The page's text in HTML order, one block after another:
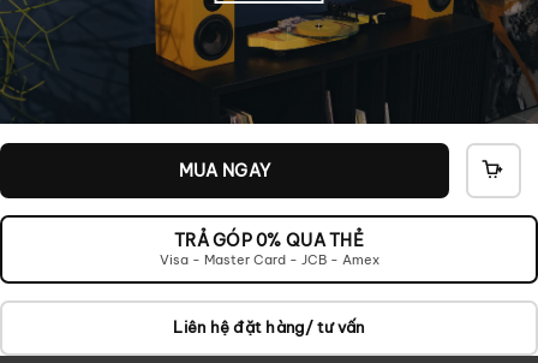
MUA NGAY
TRẢ GÓP 0% QUA THẺ
Visa - Master Card - JCB - Amex
Liên hệ đặt hàng/ tư vấn